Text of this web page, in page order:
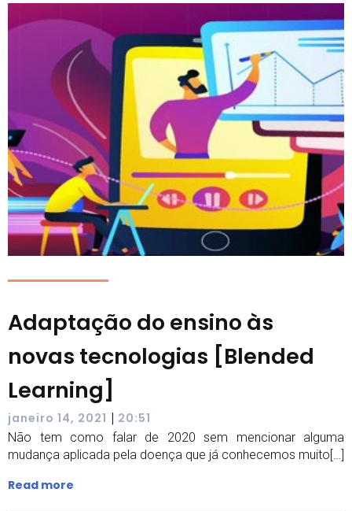
Adaptação do ensino às
novas tecnologias [Blended
Learning]
janeiro 14, 2021 | 20:51
Não tem como falar de 2020 sem mencionar alguma
mudança aplicada pela doença que já conhecemos muito[…]
Read more